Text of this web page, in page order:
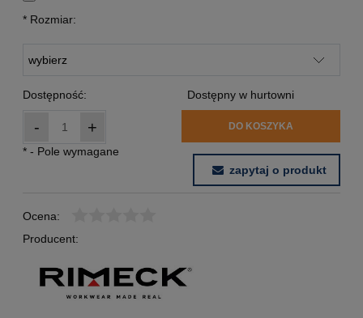
* Rozmiar:
Dostępność: Dostępny w hurtowni
- + DO KOSZYKA
* - Pole wymagane
zapytaj o produkt
Ocena:
Producent: